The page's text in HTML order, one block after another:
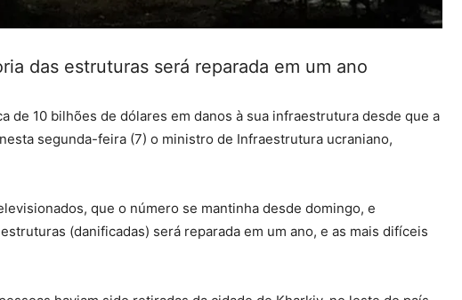
das estruturas será reparada em um ano
de 10 bilhões de dólares em danos à sua infraestrutura desde que a
segunda-feira (7) o ministro de Infraestrutura ucraniano,
que o número se mantinha desde domingo, e
(danificadas) será reparada em um ano, e as mais difíceis